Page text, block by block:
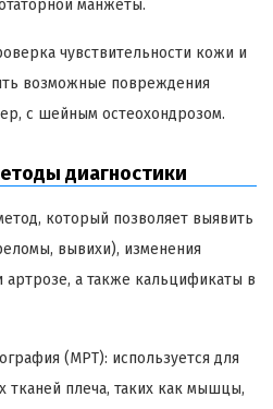
манжеты.
чувствительности кожи и
возможные повреждения
с шейным остеохондрозом.
диагностики
который позволяет выявить
вывихи), изменения
артрозе, а также кальцификаты в
(МРТ): используется для
тканей плеча, таких как мышцы,